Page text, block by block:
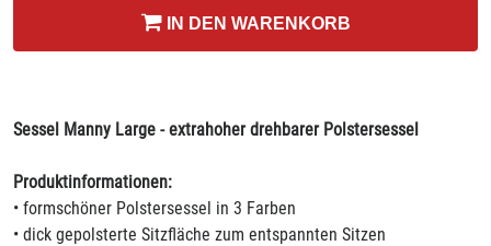
IN DEN WARENKORB
Sessel Manny Large - extrahoher drehbarer Polstersessel
Produktinformationen:
• formschöner Polstersessel in 3 Farben
• dick gepolsterte Sitzfläche zum entspannten Sitzen